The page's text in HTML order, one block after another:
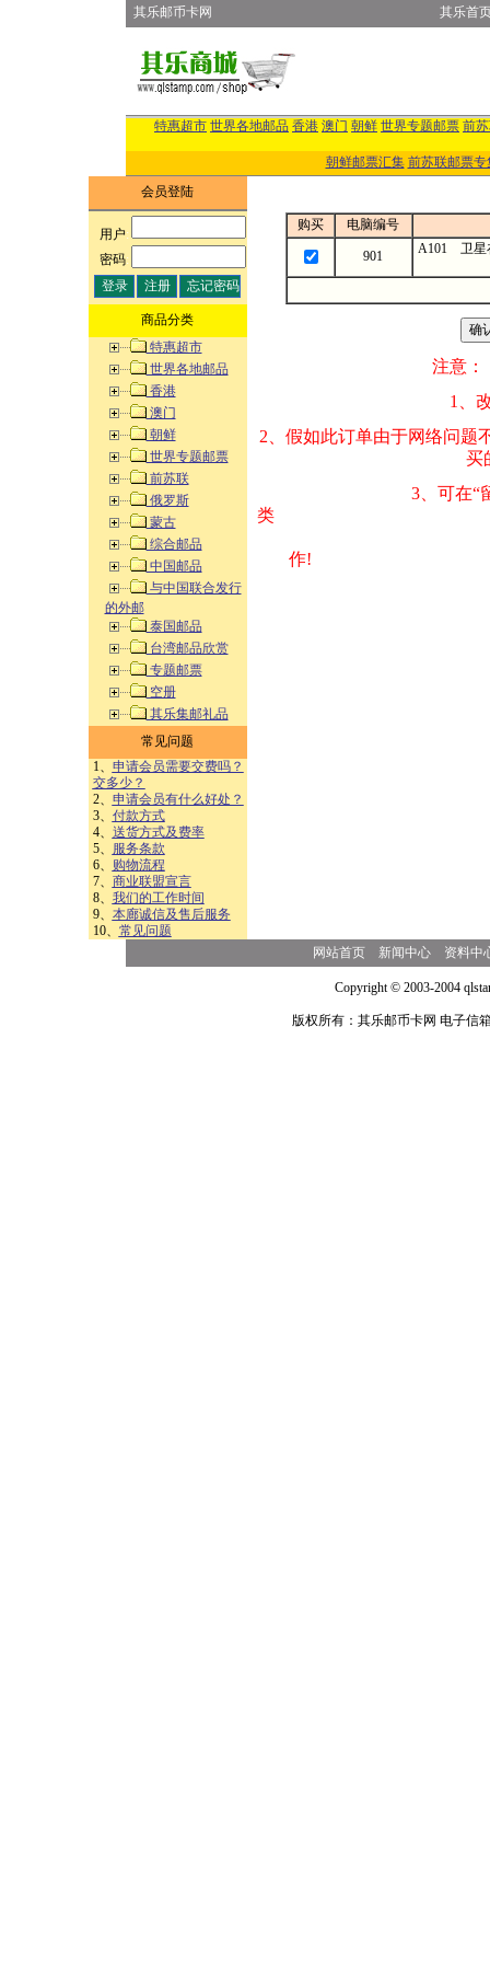
其乐邮币卡网 其乐首
特惠超市 世界各地邮品 香港 澳门 朝鲜 世界专题邮票 前
朝鲜邮票汇集 前苏联邮票专
会员登陆
用户:
密码:
商品分类
特惠超市
世界各地邮品
香港
澳门
朝鲜
世界专题邮票
前苏联
俄罗斯
蒙古
综合邮品
中国邮品
与中国联合发行
的外邮
泰国邮品
台湾邮品欣赏
专题邮票
空册
其乐集邮礼品
常见问题
1、 申请会员需要交费吗？
交多少？
2、 申请会员有什么好处？
3、 付款方式
4、 送货方式及费率
5、
服务条款
6、
购物流程
7、 商业联盟宣言
8、 我们的工作时间
9、 本廊诚信及售后服务
10、 常见问题
购买 电脑编号
901 A101 卫星
注意：
1、改变商品数量
2、假如此订单由
买的邮品的“
3、可在“
类 方式告之
作!
网站首页 新闻中心 资料中
Copyright © 2003-2004
版权所有：其乐邮币卡网 电子信